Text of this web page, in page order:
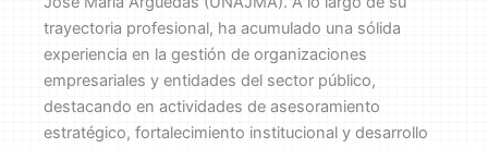
trayectoria profesional, ha acumulado una sólida
experiencia en la gestión de organizaciones
empresariales y entidades del sector público,
destacando en actividades de asesoramiento
estratégico, fortalecimiento institucional y desarrollo